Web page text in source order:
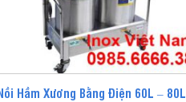
Hầm Xương Bằng Điện 60L – 80L